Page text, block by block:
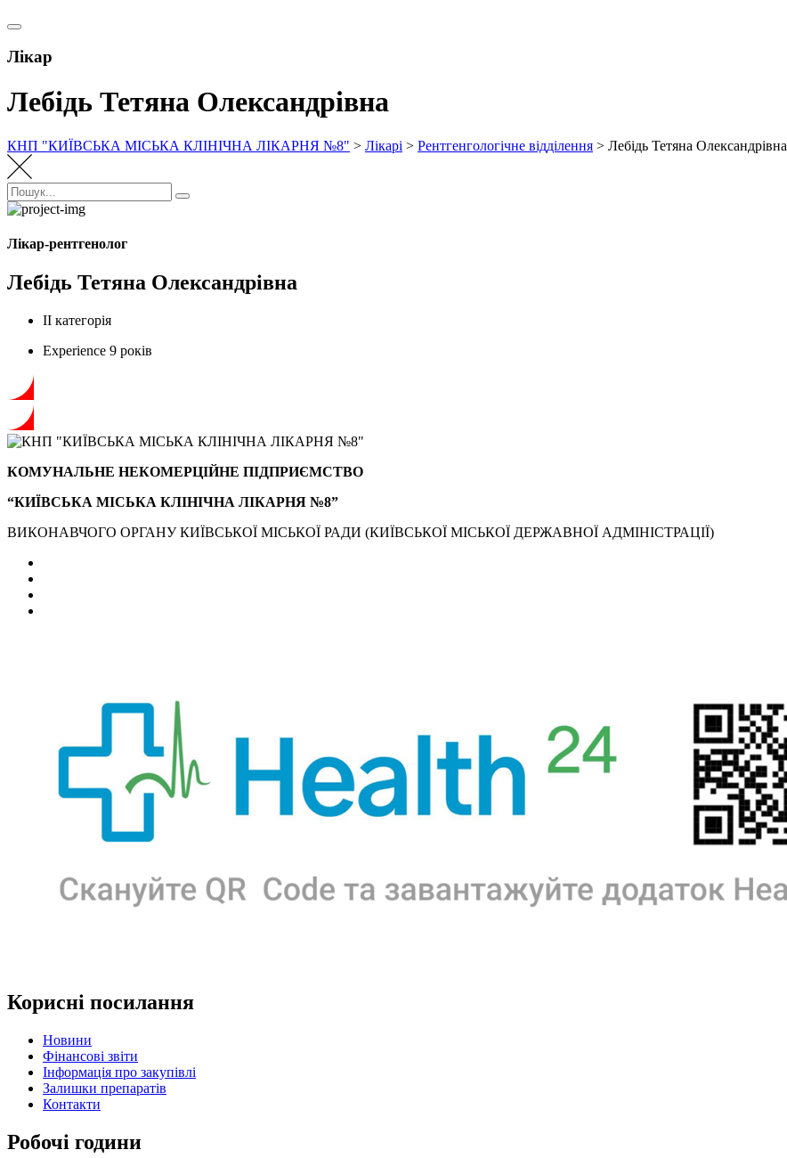
Лікар
Лебідь Тетяна Олександрівна
КНП "КИЇВСЬКА МІСЬКА КЛІНІЧНА ЛІКАРНЯ №8" > Лікарі > Рентгенгологічне відділення > Лебідь Тетяна Олександрівна
Пошук:
Пошук
Лікар-рентгенолог
Лебідь Тетяна Олександрівна
ІІ категорія
Experience 9 років
КОМУНАЛЬНЕ НЕКОМЕРЦІЙНЕ ПІДПРИЄМСТВО
“КИЇВСЬКА МІСЬКА КЛІНІЧНА ЛІКАРНЯ №8”
ВИКОНАВЧОГО ОРГАНУ КИЇВСЬКОЇ МІСЬКОЇ РАДИ (КИЇВСЬКОЇ МІСЬКОЇ ДЕРЖАВНОЇ АДМІНІСТРАЦІЇ)
Корисні посилання
Новини
Фінансові звіти
Інформація про закупівлі
Залишки препаратів
Контакти
Робочі години